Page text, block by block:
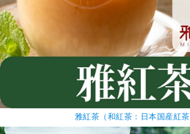
雅紅茶（和紅茶：日本国産紅茶